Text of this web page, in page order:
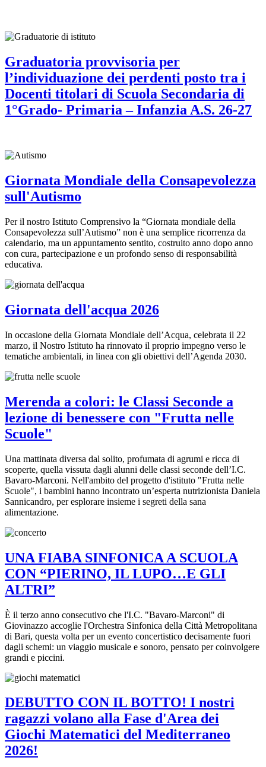
Graduatoria provvisoria per
l’individuazione dei perdenti posto tra i
Docenti titolari di Scuola Secondaria di
1°Grado- Primaria – Infanzia A.S. 26-27
Giornata Mondiale della Consapevolezza
sull'Autismo
Per il nostro Istituto Comprensivo la “Giornata mondiale della
Consapevolezza sull’Autismo” non è una semplice ricorrenza da
calendario, ma un appuntamento sentito, costruito anno dopo anno
con cura, partecipazione e un profondo senso di responsabilità
educativa.
Giornata dell'acqua 2026
In occasione della Giornata Mondiale dell’Acqua, celebrata il 22
marzo, il Nostro Istituto ha rinnovato il proprio impegno verso le
tematiche ambientali, in linea con gli obiettivi dell’Agenda 2030.
Merenda a colori: le Classi Seconde a
lezione di benessere con "Frutta nelle
Scuole"
Una mattinata diversa dal solito, profumata di agrumi e ricca di
scoperte, quella vissuta dagli alunni delle classi seconde dell’I.C.
Bavaro-Marconi. Nell'ambito del progetto d'istituto "Frutta nelle
Scuole", i bambini hanno incontrato un’esperta nutrizionista Daniela
Sannicandro, per esplorare insieme i segreti della sana
alimentazione.
UNA FIABA SINFONICA A SCUOLA
CON “PIERINO, IL LUPO…E GLI
ALTRI”
È il terzo anno consecutivo che l'I.C. "Bavaro-Marconi" di
Giovinazzo accoglie l'Orchestra Sinfonica della Città Metropolitana
di Bari, questa volta per un evento concertistico decisamente fuori
dagli schemi: un viaggio musicale e sonoro, pensato per coinvolgere
grandi e piccini.
DEBUTTO CON IL BOTTO! I nostri
ragazzi volano alla Fase d'Area dei
Giochi Matematici del Mediterraneo
2026!